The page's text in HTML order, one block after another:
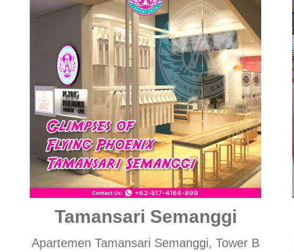
Tamansari Semanggi
Apartemen Tamansari Semanggi, Tower B